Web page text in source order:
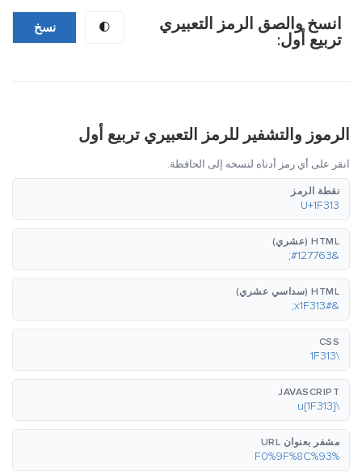
انسخ والصق الرمز التعبيري
تربيع أول:
🌓 نسخ
الرموز والتشفير للرمز التعبيري تربيع أول
انقر على أي رمز أدناه لنسخه إلى الحافظة.
نقطة الرمز
U+1F313
HTML (عشري)
&#127763;
HTML (سداسي عشري)
&#x1F313;
CSS
\1F313
JAVASCRIPT
\u{1F313}
مشفر بعنوان URL
%F0%9F%8C%93